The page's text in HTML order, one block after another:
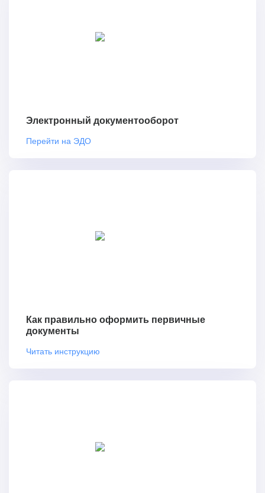
Электронный документооборот
Перейти на ЭДО
Как правильно оформить первичные
документы
Читать инструкцию